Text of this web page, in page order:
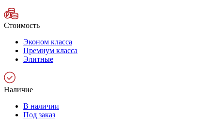
Стоимость
Эконом класса
Премиум класса
Элитные
Наличие
В наличии
Под заказ